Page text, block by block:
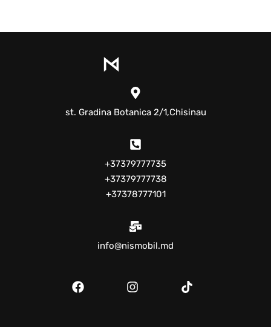
st. Gradina Botanica 2/1,Chisinau
+37379777735
+37379777738
+37378777101
info@nismobil.md